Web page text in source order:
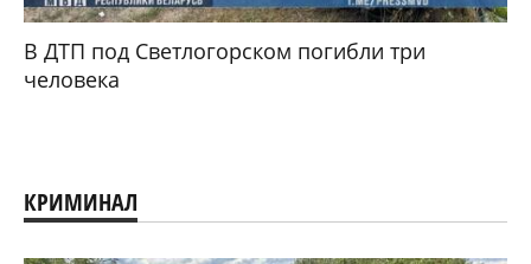
В ДТП под Светлогорском погибли три
человека
КРИМИНАЛ